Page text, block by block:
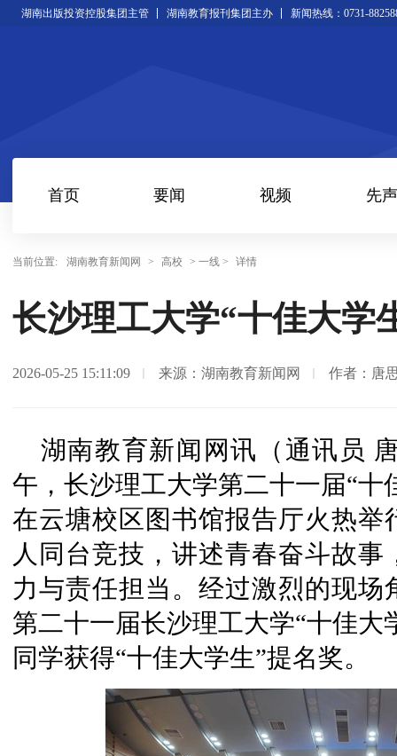
湖南出版投资控股集团主管 湖南教育报刊集团主办 新闻热线：0731-
首页 要闻 视频 先声
当前位置: 湖南教育新闻网 > 高校 > 一线 > 详情
长沙理工大学“十佳大学
2026-05-25 15:11:09 来源：湖南教育新闻网 作者：唐
湖南教育新闻网讯（通讯员
午，长沙理工大学第二十一届“
在云塘校区图书馆报告厅火热举
人同台竞技，讲述青春奋斗故
力与责任担当。经过激烈的现
第二十一届长沙理工大学“十佳大
同学获得“十佳大学生”提名奖。